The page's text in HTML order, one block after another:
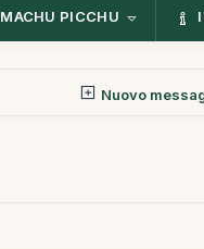
MACHU PICCHU
Nuovo